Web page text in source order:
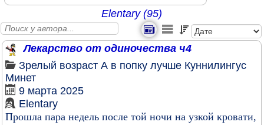
Elentary (95)
Лекарство от одиночества ч4
Зрелый возраст А в попку лучше Куннилингус
Минет
9 марта 2025
Elentary
Прошла пара недель после той ночи на узкой кровати,